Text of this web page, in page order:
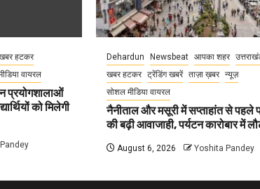
हटकर
वायरल
प्रयोगशालाओं
को मिलेगी
Dehardun Newsbeat आपका शहर
खबर हटकर ट्रेंडिंग खबरें ताज़ा ख़बर न्यूज़
सोशल मीडिया वायरल
नैनीताल और मसूरी में सप्ताहांत से पहले
की बढ़ी आवाजाही, पर्यटन कारोबार में
August 6, 2026 Yoshita Pandey